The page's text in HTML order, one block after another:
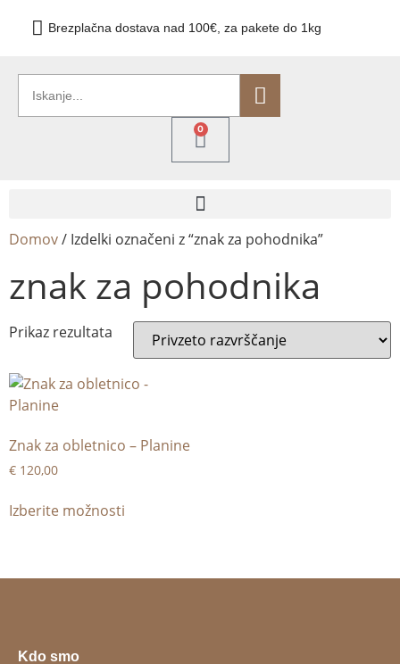
Brezplačna dostava nad 100€, za pakete do 1kg
0
Domov/ Izdelki označeni z “znak za pohodnika”
znak za pohodnika
Prikaz rezultata
Znak za obletnico – Planine
€ 120,00
Izberite možnosti
Kdo smo